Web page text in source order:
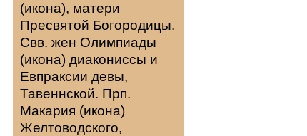
(икона), матери
Пресвятой Богородицы.
Свв. жен Олимпиады
(икона) диакониссы и
Евпраксии девы,
Тавеннской. Прп.
Макария (икона)
Желтоводского,